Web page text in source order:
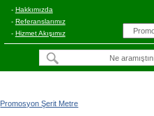
- Hakkımızda
- Referanslarımız
- Hizmet Akışımız
Promosyon Şerit Metre